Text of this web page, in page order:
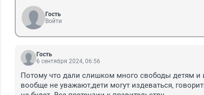
Гость
Войти
Гость
6 сентября 2024, 06:56
Потому что дали слишком много свободы детям и
вообще не уважают,дети могут издеваться,